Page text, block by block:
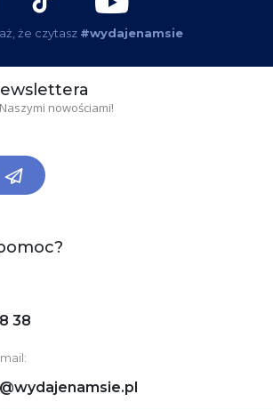
że czytasz #wydajenamsie
nowościami!
38